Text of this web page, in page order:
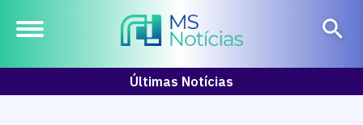
Últimas Notícias